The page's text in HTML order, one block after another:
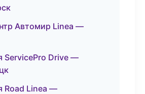
Автомир Linea —
ServicePro Drive —
Road Linea —